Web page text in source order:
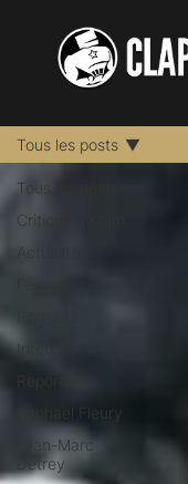
Tous les posts
Critique de film
Actualité
Interview
Raphael Fleury
Jean-Marc
Detrey
Tous les posts